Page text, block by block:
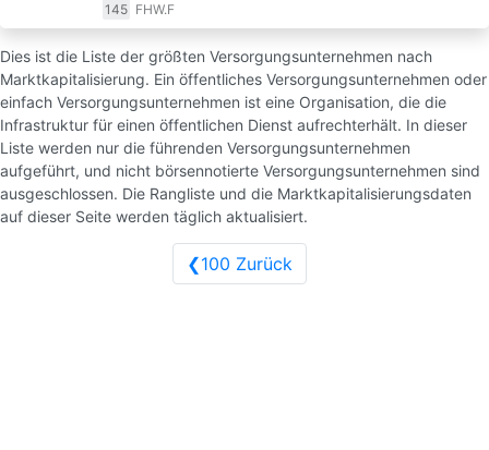
145 FHW.F
Dies ist die Liste der größten Versorgungsunternehmen nach
Marktkapitalisierung. Ein öffentliches Versorgungsunternehmen oder
einfach Versorgungsunternehmen ist eine Organisation, die die
Infrastruktur für einen öffentlichen Dienst aufrechterhält. In dieser
Liste werden nur die führenden Versorgungsunternehmen
aufgeführt, und nicht börsennotierte Versorgungsunternehmen sind
ausgeschlossen. Die Rangliste und die Marktkapitalisierungsdaten
auf dieser Seite werden täglich aktualisiert.
❮100 Zurück